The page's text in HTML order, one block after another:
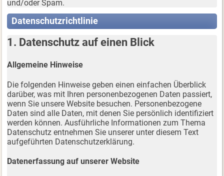
und/oder Spam.
Datenschutzrichtlinie
1. Datenschutz auf einen Blick
Allgemeine Hinweise
Die folgenden Hinweise geben einen einfachen Überblick
darüber, was mit Ihren personenbezogenen Daten passiert,
wenn Sie unsere Website besuchen. Personenbezogene
Daten sind alle Daten, mit denen Sie persönlich identifiziert
werden können. Ausführliche Informationen zum Thema
Datenschutz entnehmen Sie unserer unter diesem Text
aufgeführten Datenschutzerklärung.
Datenerfassung auf unserer Website